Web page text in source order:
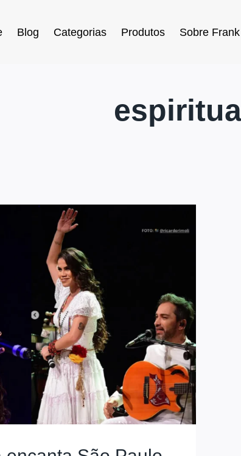
Blog Categorias Produtos Sobre